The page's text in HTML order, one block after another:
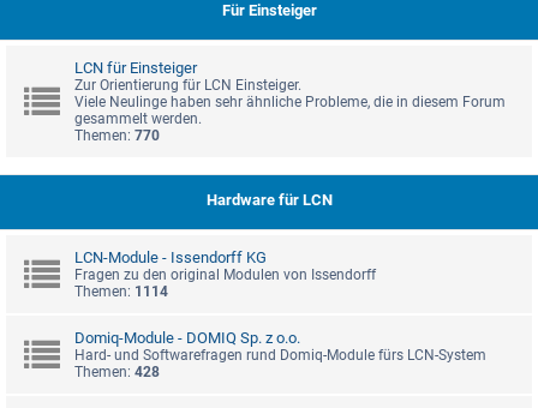
Für Einsteiger
LCN für Einsteiger
Zur Orientierung für LCN Einsteiger.
Viele Neulinge haben sehr ähnliche Probleme, die in diesem Forum
gesammelt werden.
Themen: 770
Hardware für LCN
LCN-Module - Issendorff KG
Fragen zu den original Modulen von Issendorff
Themen: 1114
Domiq-Module - DOMIQ Sp. z o.o.
Hard- und Softwarefragen rund Domiq-Module fürs LCN-System
Themen: 428